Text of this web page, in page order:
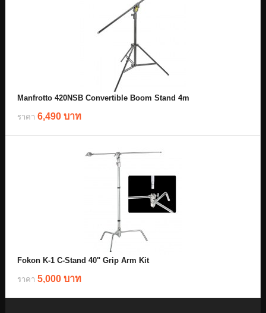
Manfrotto 420NSB Convertible Boom Stand 4m
ราคา 6,490 บาท
Fokon K-1 C-Stand 40" Grip Arm Kit
ราคา 5,000 บาท